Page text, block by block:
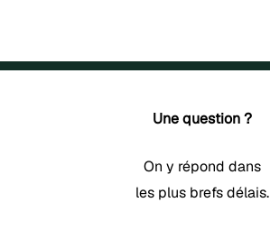
choisies
Une question ?
On y répond dans
les plus brefs délais.